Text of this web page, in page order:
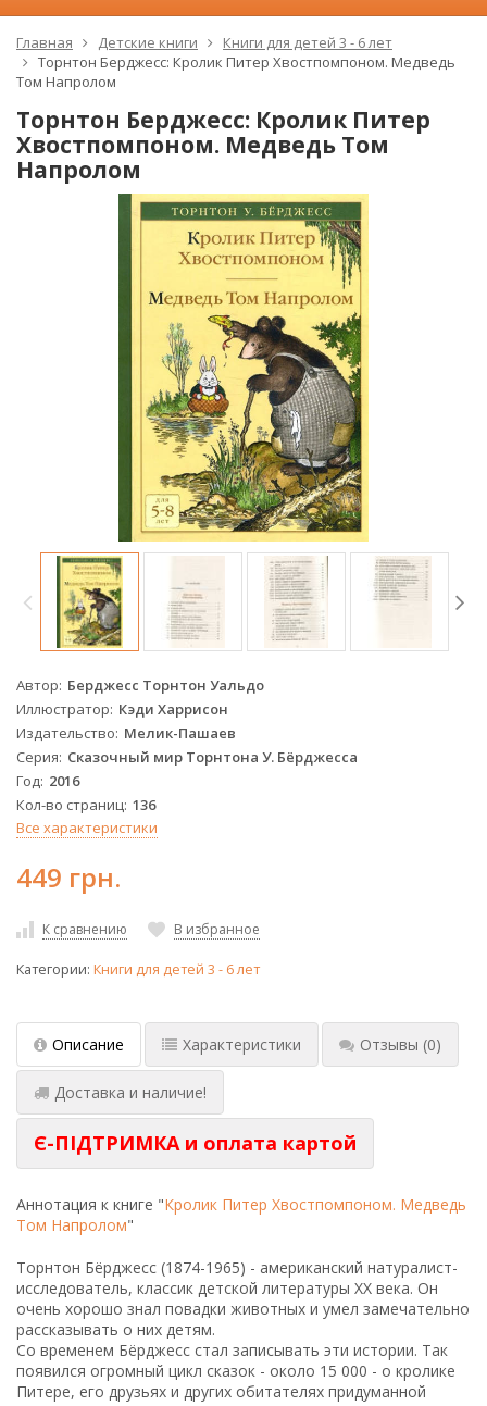
Главная Детские книги
Книги для детей 3 - 6 лет
Торнтон Берджесс: Кролик Питер Хвостпомпоном. Медведь
Том Напролом
Торнтон Берджесс: Кролик Питер
Хвостпомпоном. Медведь Том
Напролом
Автор Берджесс Торнтон Уальдо
Иллюстратор Кэди Харрисон
Издательство Мелик-Пашаев
Серия Сказочный мир Торнтона У. Бёрджесса
Год 2016
Кол-во страниц 136
Все характеристики
449 грн.
К сравнению В избранное
Категории: Книги для детей 3 - 6 лет
Описание Характеристики Отзывы (0)
Доставка и наличие!
Є-ПІДТРИМКА и оплата картой
Аннотация к книге "Кролик Питер Хвостпомпоном. Медведь
Том Напролом"
Торнтон Бёрджесс (1874-1965) - американский натуралист-
исследователь, классик детской литературы XX века. Он
очень хорошо знал повадки животных и умел замечательно
рассказывать о них детям.
Со временем Бёрджесс стал записывать эти истории. Так
появился огромный цикл сказок - около 15 000 - о кролике
Питере, его друзьях и других обитателях придуманной